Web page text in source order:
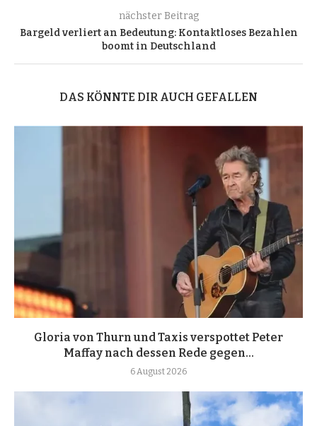
nächster Beitrag
Bargeld verliert an Bedeutung: Kontaktloses Bezahlen
boomt in Deutschland
DAS KÖNNTE DIR AUCH GEFALLEN
Gloria von Thurn und Taxis verspottet Peter
Maffay nach dessen Rede gegen...
6 August 2026